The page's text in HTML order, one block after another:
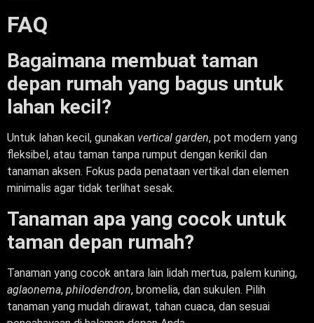
FAQ
Bagaimana membuat taman
depan rumah yang bagus untuk
lahan kecil?
Untuk lahan kecil, gunakan vertical garden, pot modern yang
fleksibel, atau taman tanpa rumput dengan kerikil dan
tanaman aksen. Fokus pada penataan vertikal dan elemen
minimalis agar tidak terlihat sesak.
Tanaman apa yang cocok untuk
taman depan rumah?
Tanaman yang cocok antara lain lidah mertua, palem kuning,
aglaonema, philodendron, bromelia, dan sukulen. Pilih
tanaman yang mudah dirawat, tahan cuaca, dan sesuai